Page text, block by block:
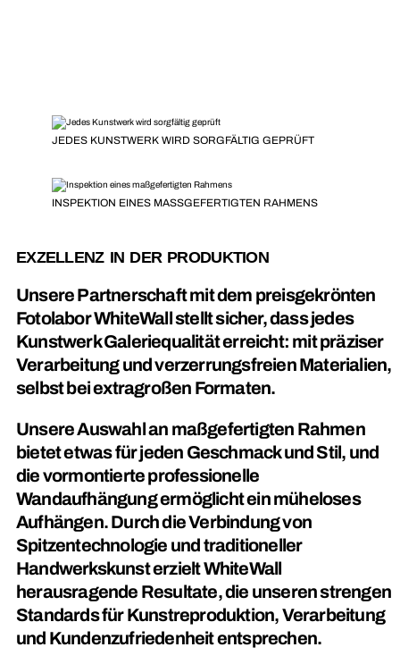
JEDES KUNSTWERK WIRD SORGFÄLTIG GEPRÜFT
INSPEKTION EINES MASSGEFERTIGTEN RAHMENS
EXZELLENZ IN DER PRODUKTION
Unsere Partnerschaft mit dem preisgekrönten
Fotolabor WhiteWall stellt sicher, dass jedes
Kunstwerk Galeriequalität erreicht: mit präziser
Verarbeitung und verzerrungsfreien Materialien,
selbst bei extragroßen Formaten.
Unsere Auswahl an maßgefertigten Rahmen
bietet etwas für jeden Geschmack und Stil, und
die vormontierte professionelle
Wandaufhängung ermöglicht ein müheloses
Aufhängen. Durch die Verbindung von
Spitzentechnologie und traditioneller
Handwerkskunst erzielt WhiteWall
herausragende Resultate, die unseren strengen
Standards für Kunstreproduktion, Verarbeitung
und Kundenzufriedenheit entsprechen.